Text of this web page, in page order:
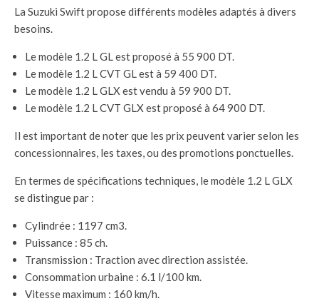
La Suzuki Swift propose différents modèles adaptés à divers
besoins.
Le modèle 1.2 L GL est proposé à 55 900 DT.
Le modèle 1.2 L CVT GL est à 59 400 DT.
Le modèle 1.2 L GLX est vendu à 59 900 DT.
Le modèle 1.2 L CVT GLX est proposé à 64 900 DT.
Il est important de noter que les prix peuvent varier selon les
concessionnaires, les taxes, ou des promotions ponctuelles.
En termes de spécifications techniques, le modèle 1.2 L GLX
se distingue par :
Cylindrée : 1197 cm3.
Puissance : 85 ch.
Transmission : Traction avec direction assistée.
Consommation urbaine : 6.1 l/100 km.
Vitesse maximum : 160 km/h.